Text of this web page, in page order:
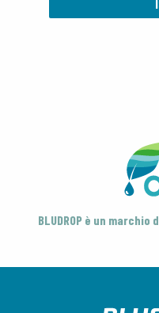
BLUDROP è un marchio